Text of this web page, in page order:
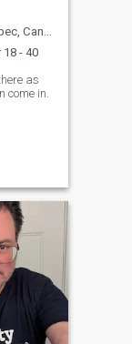
Canadá
18 - 40
as
come in.